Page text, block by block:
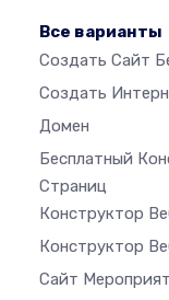
Все варианты
Создать Сайт
Создать
Домен
Бесплатный
Страниц
Конструктор
Конструктор
Сайт